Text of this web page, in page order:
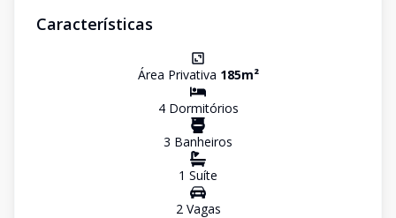
Características
Área Privativa 185m²
4Dormitórios
3 Banheiros
1 Suíte
2Vagas